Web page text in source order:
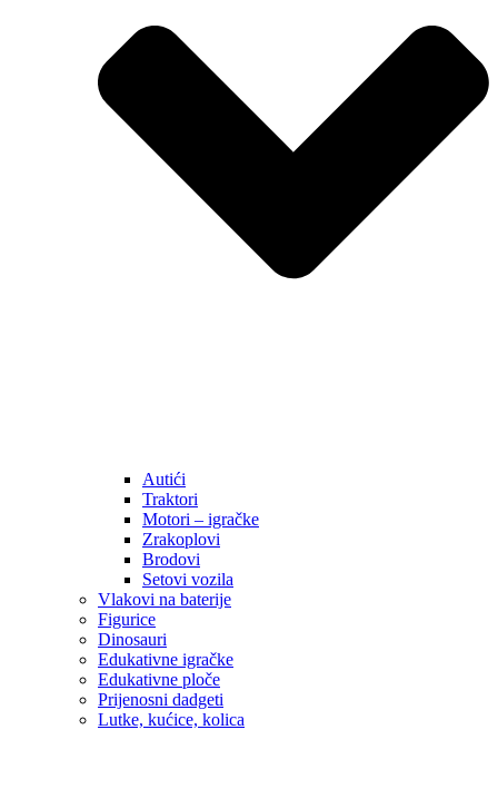
Autići
Traktori
Motori – igračke
Zrakoplovi
Brodovi
Setovi vozila
Vlakovi na baterije
Figurice
Dinosauri
Edukativne igračke
Edukativne ploče
Prijenosni dadgeti
Lutke, kućice, kolica